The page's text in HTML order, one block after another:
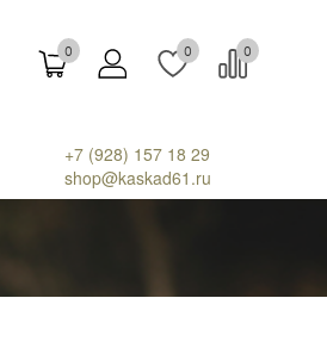
0 0 0
+7 (928) 157 18 29
shop@kaskad61.ru